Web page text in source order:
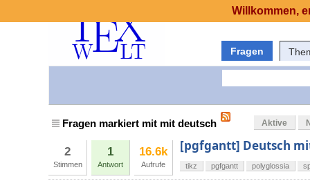
Fragen
Fragen markiert mit mit deutsch Aktive
2
Stimmen
1
Antwort
16.6k
Aufrufe
[pgfgantt] Deutsch
tikz pgfgantt polyglossia
Willkommen,